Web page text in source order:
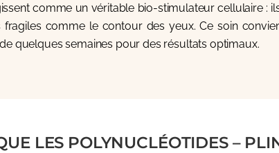
comme un véritable bio-stimulateur cellulaire :
comme le contour des yeux. Ce soin
quelques semaines pour des résultats optimaux.
LES POLYNUCLÉOTIDES –